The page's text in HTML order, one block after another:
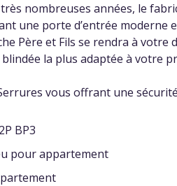
nombreuses années, le
une porte d’entrée moderne
Père et Fils se rendra à votre
la plus adaptée à votre
vous offrant une
BP3
pour appartement